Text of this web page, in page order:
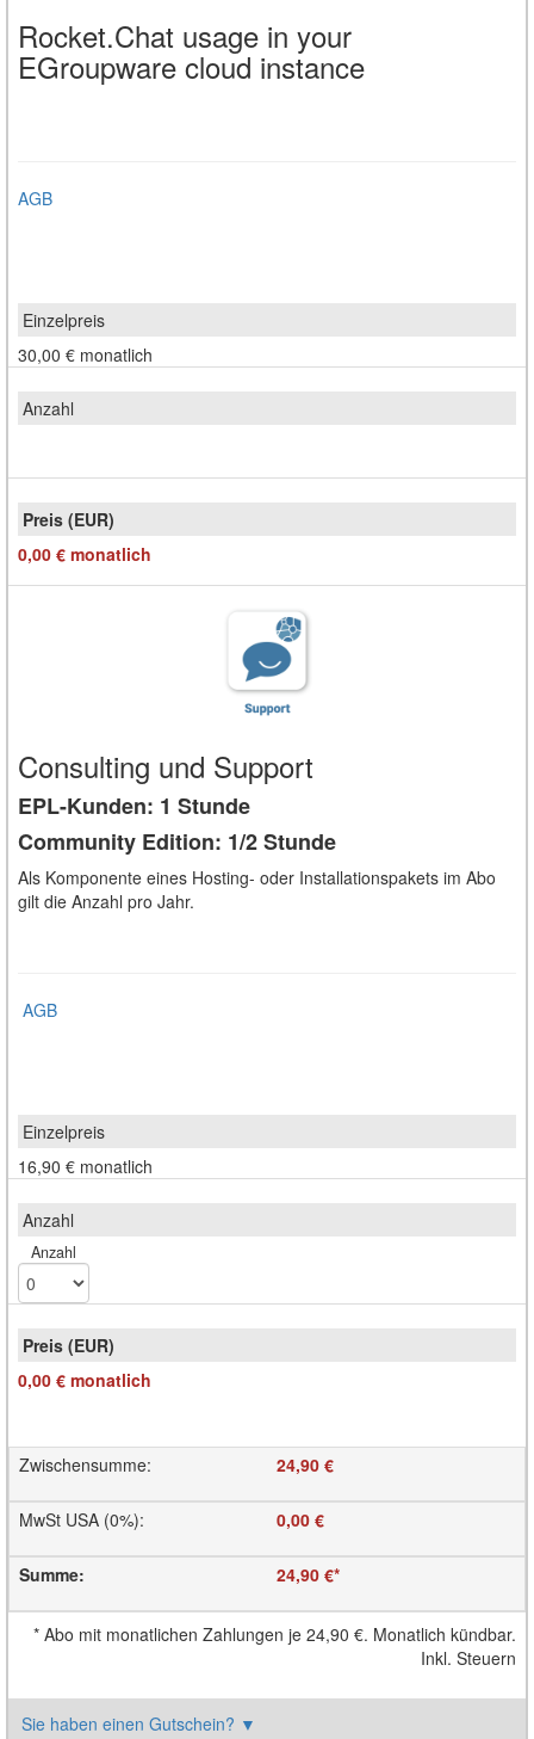
Rocket.Chat usage in your
EGroupware cloud instance
AGB
30,00 € monatlich
0,00 € monatlich
Consulting und Support
EPL-Kunden: 1 Stunde
Community Edition: 1/2 Stunde
Als Komponente eines Hosting- oder Installationspakets im Abo
gilt die Anzahl pro Jahr.
AGB
16,90 € monatlich
Anzahl
0,00 € monatlich
Zwischensumme: 24,90 €
MwSt USA (0%): 0,00 €
Summe: 24,90 €*
* Abo mit monatlichen Zahlungen je 24,90 €. Monatlich kündbar.
Inkl. Steuern
Sie haben einen Gutschein? ▼